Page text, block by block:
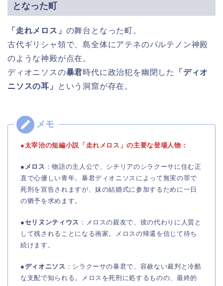
となった町
「走れメロス」 の舞台となった町。
古代ギリシャ領で、島全体にアテネのパルテノン神殿
のような神殿が点在。
ディオニソスの暴君時代に政治犯を幽閉した
「ディオ
ニソスの耳」
という洞窟が存在。
●太宰治の短編小説「走れメロス」の主要な登場人物：
● メロス ：物語の主人公で、シチリアのシラクーサに住む正
直で心優しい青年。暴君ディオニソスによって無実の罪で
死刑を宣告されますが、妹の結婚式に参加するために一日
の猶予を求めます。
●セリヌンティウス ：メロスの親友で、彼の代わりに人質と
して残されることになる画家。メロスの帰還を信じて待ち
続けます。
●ディオニソス ：シラクーサの暴君で、容赦ない裁判と冷酷
な支配で知られる。メロスを死刑に処するものの、最終的